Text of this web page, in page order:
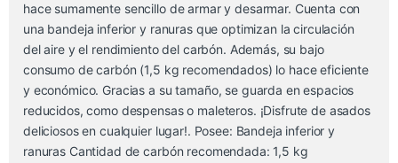
hace sumamente sencillo de armar y desarmar. Cuenta con
una bandeja inferior y ranuras que optimizan la circulación
del aire y el rendimiento del carbón. Además, su bajo
consumo de carbón (1,5 kg recomendados) lo hace eficiente
y económico. Gracias a su tamaño, se guarda en espacios
reducidos, como despensas o maleteros. ¡Disfrute de asados
deliciosos en cualquier lugar!. Posee: Bandeja inferior y
ranuras Cantidad de carbón recomendada: 1,5 kg